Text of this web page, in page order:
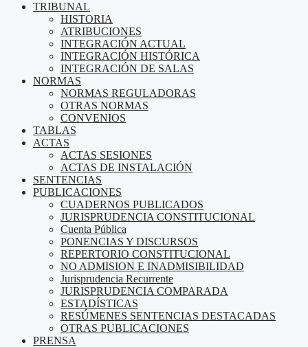
TRIBUNAL
HISTORIA
ATRIBUCIONES
INTEGRACIÓN ACTUAL
INTEGRACIÓN HISTÓRICA
INTEGRACIÓN DE SALAS
NORMAS
NORMAS REGULADORAS
OTRAS NORMAS
CONVENIOS
TABLAS
ACTAS
ACTAS SESIONES
ACTAS DE INSTALACIÓN
SENTENCIAS
PUBLICACIONES
CUADERNOS PUBLICADOS
JURISPRUDENCIA CONSTITUCIONAL
Cuenta Pública
PONENCIAS Y DISCURSOS
REPERTORIO CONSTITUCIONAL
NO ADMISION E INADMISIBILIDAD
Jurisprudencia Recurrente
JURISPRUDENCIA COMPARADA
ESTADÍSTICAS
RESÚMENES SENTENCIAS DESTACADAS
OTRAS PUBLICACIONES
PRENSA